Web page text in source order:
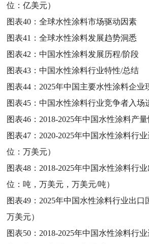
位：亿美元）
图表40：全球水性涂料市场驱动因素
图表41：全球水性涂料发展趋势洞悉
图表42：中国水性涂料发展历程/阶段
图表43：中国水性涂料行业特性/总结
图表44： 2025年中国主要水性涂料企业
图表45：中国水性涂料行业竞争者入场
图表46： 2018-2025年中国水性涂料产
图表47： 2020-2025年中国水性涂料行
位：万美元）
图表48： 2018-2025年中国水性涂料行
位：吨，万美元，万美元/吨）
图表49： 2025年中国水性涂料行业出口
万美元）
图表50： 2018-2025年中国水性涂料行